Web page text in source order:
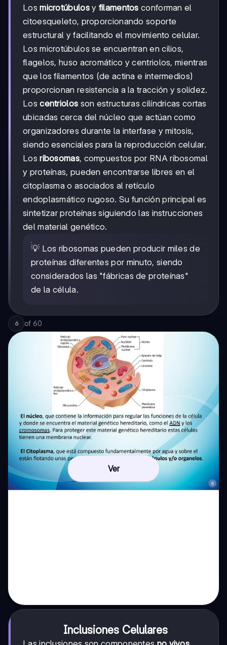
Losmicrotúbulosy filamentos conforman el
citoesqueleto, proporcionando soporte
estructural y facilitando el movimiento celular.
Los microtúbulos se encuentran en cilios,
flagelos, huso acromático y centriolos, mientras
que los filamentos (de actina e intermedios)
proporcionan resistencia a la tracción y solidez.
Loscentriolos son estructuras cilíndricas cortas
ubicadas cerca del núcleo que actúan como
organizadores durante la interfase y mitosis,
siendo esenciales para la reproducción celular.
Losribosomas, compuestos por RNA ribosomal
y proteínas, pueden encontrarse libres en el
citoplasma o asociados al retículo
endoplasmático rugoso. Su función principal es
sintetizar proteínas siguiendo las instrucciones
del material genético.
💡 Los ribosomas pueden producir miles de
proteínas diferentes por minuto, siendo
considerados las "fábricas de proteínas"
de la célula.
6 of 60
Ver
Inclusiones Celulares